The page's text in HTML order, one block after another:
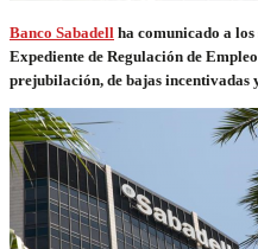
Banco Sabadell ha comunicado a
Expediente de Regulación de
prejubilación, de bajas incentivadas